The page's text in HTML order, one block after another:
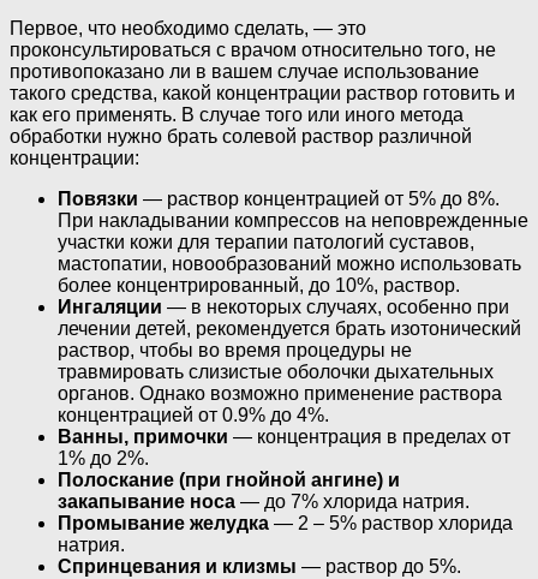
Первое, что необходимо сделать, — это
проконсультироваться с врачом относительно того, не
противопоказано ли в вашем случае использование
такого средства, какой концентрации раствор готовить и
как его применять. В случае того или иного метода
обработки нужно брать солевой раствор различной
концентрации:
Повязки — раствор концентрацией от 5% до 8%.
При накладывании компрессов на неповрежденные
участки кожи для терапии патологий суставов,
мастопатии, новообразований можно использовать
более концентрированный, до 10%, раствор.
Ингаляции — в некоторых случаях, особенно при
лечении детей, рекомендуется брать изотонический
раствор, чтобы во время процедуры не
травмировать слизистые оболочки дыхательных
органов. Однако возможно применение раствора
концентрацией от 0.9% до 4%.
Ванны, примочки — концентрация в пределах от
1% до 2%.
Полоскание (при гнойной ангине) и
закапывание носа — до 7% хлорида натрия.
Промывание желудка — 2 – 5% раствор хлорида
натрия.
Спринцевания и клизмы — раствор до 5%.